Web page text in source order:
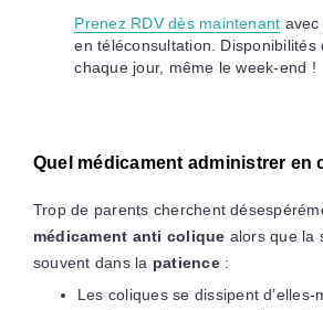
Prenez RDV dès maintenant
en téléconsultation. Disponibilités
chaque jour, même le week-end !
Quel médicament administrer en
Trop de parents cherchent
médicament anti colique alors que la
souvent dans la patience:
Les coliques se dissipent